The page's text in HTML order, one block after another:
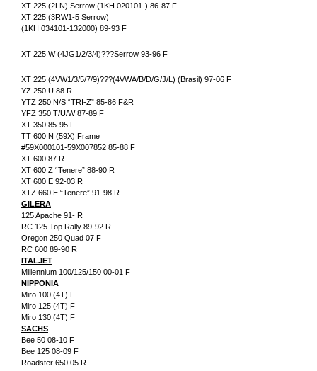
XT 225 (2LN) Serrow (1KH 020101-) 86-87 F
XT 225 (3RW1-5 Serrow)
(1KH 034101-132000) 89-93 F
XT 225 W (4JG1/2/3/4)???Serrow 93-96 F
XT 225 (4VW1/3/5/7/9)???(4VWA/B/D/G/J/L) (Brasil) 97-06 F
YZ 250 U 88 R
YTZ 250 N/S “TRI-Z” 85-86 F&R
YFZ 350 T/U/W 87-89 F
XT 350 85-95 F
TT 600 N (59X) Frame
#59X000101-59X007852 85-88 F
XT 600 87 R
XT 600 Z “Tenere” 88-90 R
XT 600 E 92-03 R
XTZ 660 E “Tenere” 91-98 R
GILERA
125 Apache 91- R
RC 125 Top Rally 89-92 R
Oregon 250 Quad 07 F
RC 600 89-90 R
ITALJET
Millennium 100/125/150 00-01 F
NIPPONIA
Miro 100 (4T) F
Miro 125 (4T) F
Miro 130 (4T) F
SACHS
Bee 50 08-10 F
Bee 125 08-09 F
Roadster 650 05 R